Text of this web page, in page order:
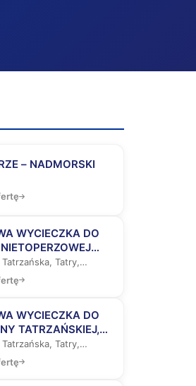
– NADMORSKI
WYCIECZKA DO
I
Tatry,
WYCIECZKA DO
TATRZAŃSKIEJ,
I ŚCIEŻKĄ
DRZEW
Tatry,